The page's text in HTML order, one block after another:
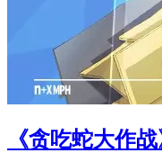
《贪吃蛇大作